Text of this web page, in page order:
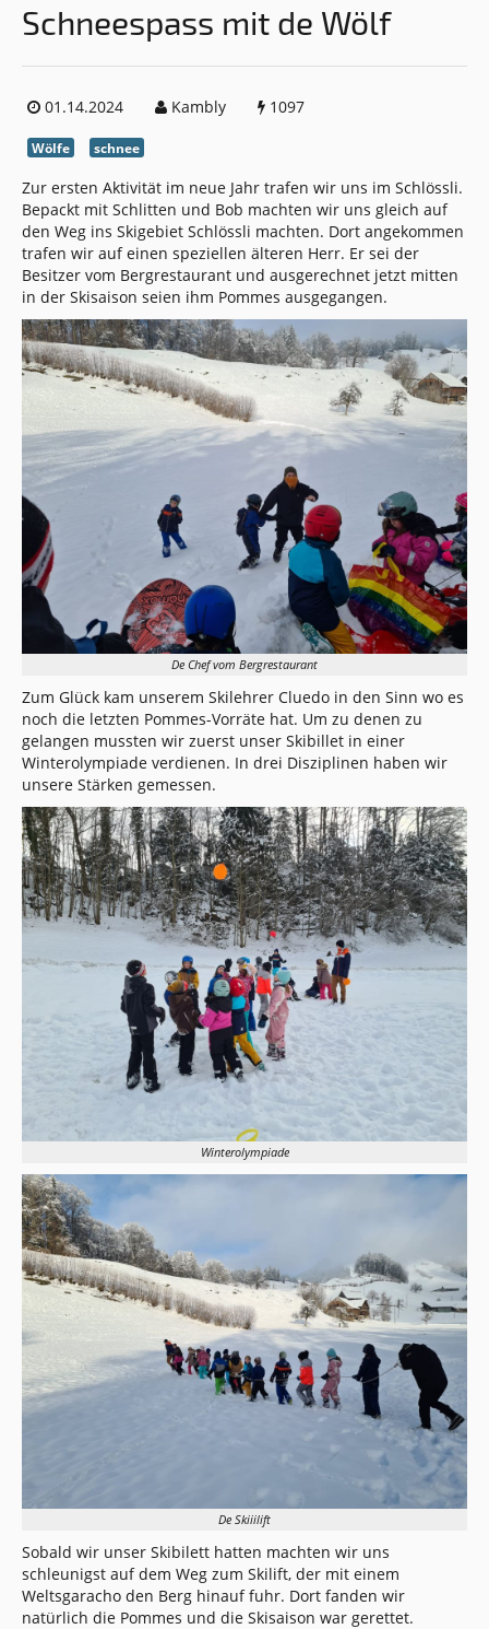
Schneespass mit de Wölf
01.14.2024 Kambly 1097
Wölfe schnee
Zur ersten Aktivität im neue Jahr trafen wir uns im Schlössli.
Bepackt mit Schlitten und Bob machten wir uns gleich auf
den Weg ins Skigebiet Schlössli machten. Dort angekommen
trafen wir auf einen speziellen älteren Herr. Er sei der
Besitzer vom Bergrestaurant und ausgerechnet jetzt mitten
in der Skisaison seien ihm Pommes ausgegangen.
De Chef vom Bergrestaurant
Zum Glück kam unserem Skilehrer Cluedo in den Sinn wo es
noch die letzten Pommes-Vorräte hat. Um zu denen zu
gelangen mussten wir zuerst unser Skibillet in einer
Winterolympiade verdienen. In drei Disziplinen haben wir
unsere Stärken gemessen.
Winterolympiade
De Skiiilift
Sobald wir unser Skibilett hatten machten wir uns
schleunigst auf dem Weg zum Skilift, der mit einem
Weltsgaracho den Berg hinauf fuhr. Dort fanden wir
natürlich die Pommes und die Skisaison war gerettet.